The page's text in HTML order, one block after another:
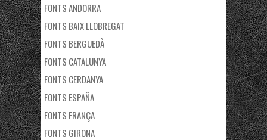
FONTS ANDORRA
FONTS BAIX LLOBREGAT
FONTS BERGUEDÀ
FONTS CATALUNYA
FONTS CERDANYA
FONTS ESPAÑA
FONTS FRANÇA
FONTS GIRONA